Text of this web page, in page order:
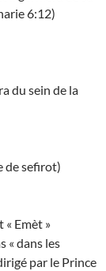
6:12)
du sein de la
de sefirot)
Emèt »
« dans les
par le Prince